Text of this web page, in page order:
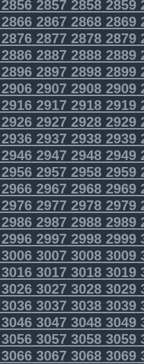
285728582859
286728682869
287728782879
288728882889
289728982899
290729082909
291729182919
292729282929
293729382939
294729482949
295729582959
296729682969
297729782979
298729882989
299729982999
300730083009
301730183019
302730283029
303730383039
304730483049
305730583059
306730683069